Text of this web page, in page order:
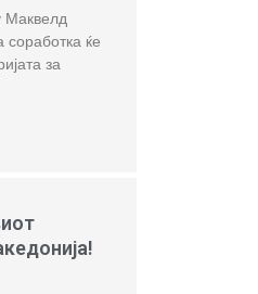
Маквелд
ќе
за